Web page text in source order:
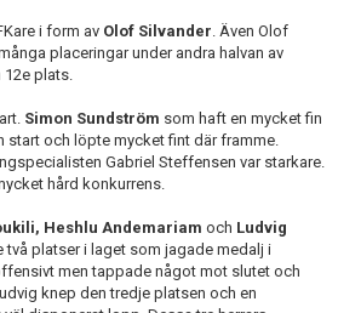
i form av Olof Silvander. Även Olof
placeringar under andra halvan av
12e plats.
Simon Sundström som haft en mycket fin
start och löpte mycket fint där framme.
Gabriel Steffensen var starkare.
hård konkurrens.
Heshlu Andemariam och Ludvig
två platser i laget som jagade medalj i
men tappade något mot slutet och
knep den tredje platsen och en